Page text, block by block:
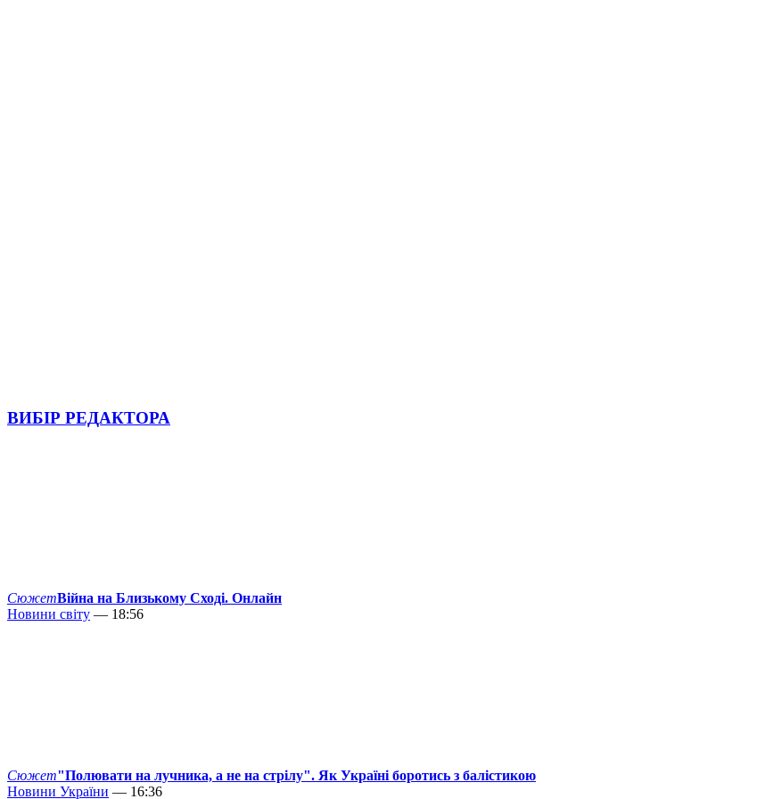
ВИБІР РЕДАКТОРА
СюжетВійна на Близькому Сході. Онлайн
Новини світу — 18:56
Сюжет"Полювати на лучника, а не на стрілу". Як Україні боротись з балістикою
Новини України — 16:36